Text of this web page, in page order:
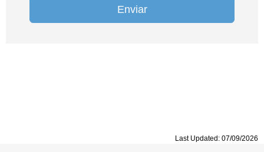
Enviar
Last Updated: 07/09/2026